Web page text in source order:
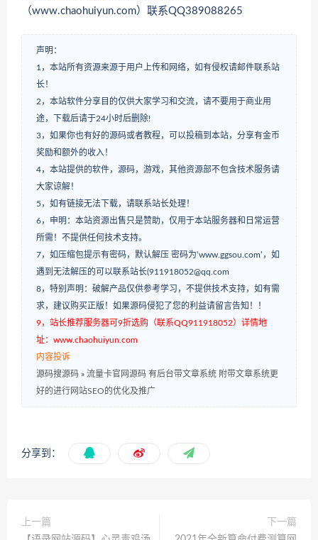
（www.chaohuiyun.com）联系QQ389088265
声明：
1，本站所有资源来源于用户上传和网络，如有侵权请邮件联系站
长！
2，本站软件分享目的仅供大家学习和交流，请不要用于商业用
途，下载后请于24小时后删除!
3，如果你也有好的源码或者教程，可以投稿到本站，分享有金币
奖励和额外的收入！
4，本站提供的软件，源码，游戏，其他资源部不包含技术服务请
大家谅解！
5，如有链接无法下载，请联系站长处理！
6，申明：本站资源出售只是赞助，仅用于本站服务器和日常运营
所需！不提供任何技术支持。
7，如压缩包提示有密码，默认解压 密码为‘www.ggsou.com’，如
遇到无法解压的可以联系站长(911918052@qq.com
8，特别声明：破解产品仅供参考学习，不提供技术支持，如有需
求，建议购买正版！如果源码侵犯了您的利益请留言告知！！
9，站长推荐服务器可9折选购（联系QQ911918052）详情地
址：www.chaohuiyun.com
内容投诉
源码搜源码 » 流量卡官网源码 有后台带文章系统 附带文章系统更
好的进行网站SEO的优化及推广
分享到：
上一篇
下一篇